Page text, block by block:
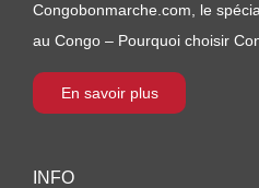
Congobonmarche.com, le
au Congo – Pourquoi choisir
En savoir plus
INFO